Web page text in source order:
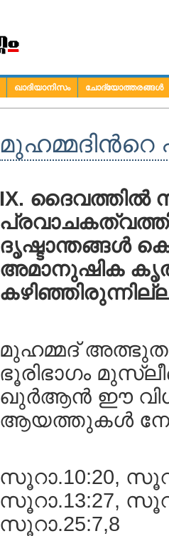
ഖാദിയാനിസം
ചോദ്യോത്തരങ്ങള്‍
മുഹമ്മദിന്‍റെ
IX. ദൈവത്തില്‍
ദൃഷ്ടാന്തങ്ങള്‍
അമാനുഷിക
മുഹമ്മദ്‌ അത്ഭുത
ഭൂരിഭാഗം
ഖുര്‍ആന്‍ ഈ
ആയത്തുകള്‍
സൂറാ.10:20,
സൂറാ.13:27,
സൂറാ.25:7,8